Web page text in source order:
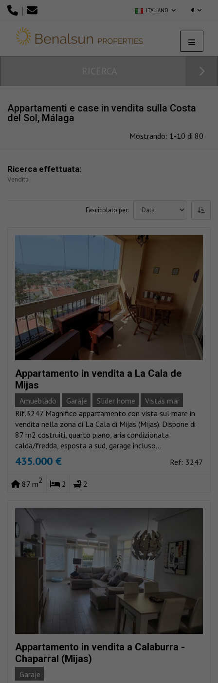
| ITALIANO €
Appartamenti e case in vendita sulla Costa
del Sol, Málaga
Mostrando: 1-10 di 80
Ricerca effettuata:
Vendita
Fascicolato per:
Appartamento in vendita a La Cala de
Mijas
Amueblado Garaje Slider home
Vistas mar
Rif.3247 Magnifico appartamento con vista sul mare in
vendita nella zona di La Cala di Mijas (Mijas). Dispone di
87 m2 costruiti, quarto piano, aria condizionata
calda/fredda, esposta a sud, garage incluso...
435.000 € Ref: 3247
87 m2 2 2
Appartamento in vendita a Calaburra -
Chaparral (Mijas)
Garaje